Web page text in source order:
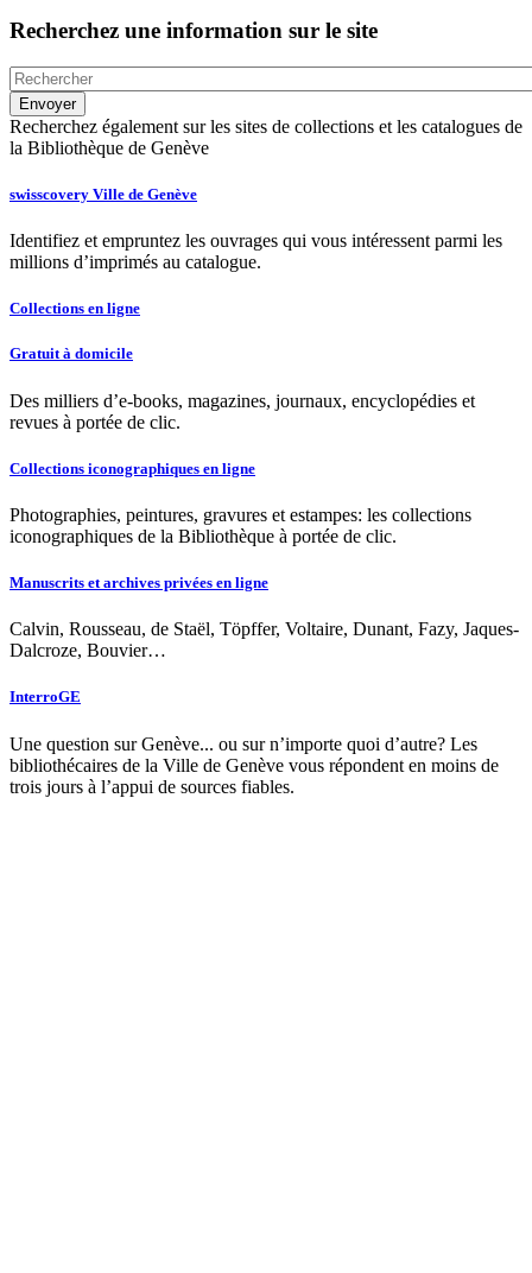
Recherchez une information sur le site
Recherchez également sur les sites de collections et les catalogues de
la Bibliothèque de Genève
swisscovery Ville de Genève
Identifiez et empruntez les ouvrages qui vous intéressent parmi les
millions d’imprimés au catalogue.
Collections en ligne
Gratuit à domicile
Des milliers d’e-books, magazines, journaux, encyclopédies et
revues à portée de clic.
Collections iconographiques en ligne
Photographies, peintures, gravures et estampes: les collections
iconographiques de la Bibliothèque à portée de clic.
Manuscrits et archives privées en ligne
Calvin, Rousseau, de Staël, Töpffer, Voltaire, Dunant, Fazy, Jaques-
Dalcroze, Bouvier…
InterroGE
Une question sur Genève... ou sur n’importe quoi d’autre? Les
bibliothécaires de la Ville de Genève vous répondent en moins de
trois jours à l’appui de sources fiables.